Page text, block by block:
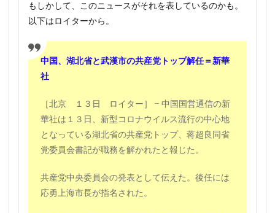
もしかして、このニュースがそれを表しているのかも。
以下はロイターから。
中国、湖北省と武漢市の共産党トップ解任＝新華
社
［北京 １３日 ロイター］ – 中国国営通信の新
華社は１３日、新型コロナウイルス流行の中心地
となっている湖北省の共産党トップ、蒋超良同省
党委員会書記が職務を解かれたと報じた。
共産党中央委員会の発表として伝えた。後任には
応勇上海市長が指名された。